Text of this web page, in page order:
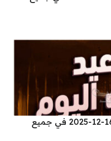
مواعيد مباريات اليوم الثلاثاء 16-12-2025 في جميع